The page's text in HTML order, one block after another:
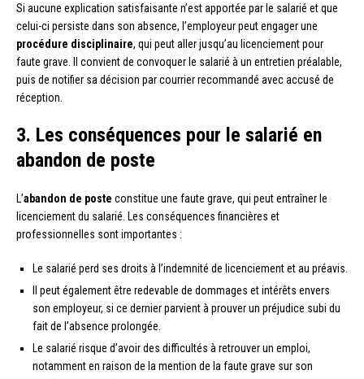
Si aucune explication satisfaisante n’est apportée par le salarié et que
celui-ci persiste dans son absence, l’employeur peut engager une
procédure disciplinaire, qui peut aller jusqu’au licenciement pour
faute grave. Il convient de convoquer le salarié à un entretien préalable,
puis de notifier sa décision par courrier recommandé avec accusé de
réception.
3. Les conséquences pour le salarié en
abandon de poste
L’abandon de poste constitue une faute grave, qui peut entraîner le
licenciement du salarié. Les conséquences financières et
professionnelles sont importantes :
Le salarié perd ses droits à l’indemnité de licenciement et au préavis.
Il peut également être redevable de dommages et intérêts envers
son employeur, si ce dernier parvient à prouver un préjudice subi du
fait de l’absence prolongée.
Le salarié risque d’avoir des difficultés à retrouver un emploi,
notamment en raison de la mention de la faute grave sur son